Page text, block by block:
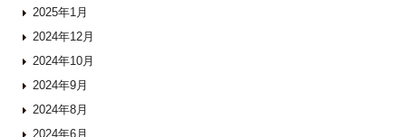
2025年1月
2024年12月
2024年10月
2024年9月
2024年8月
2024年6月